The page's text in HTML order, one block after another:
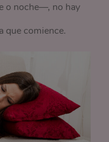
o noche—, no hay
que comience.